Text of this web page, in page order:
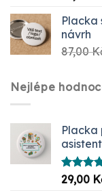
Placka
návrh
87,00
Nejlépe
Placka
5.00
29,00